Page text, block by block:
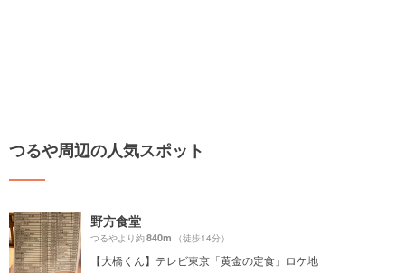
つるや周辺の人気スポット
野方食堂
つるやより約840m （徒歩14分）
【大橋くん】テレビ東京「黄金の定食」ロケ地